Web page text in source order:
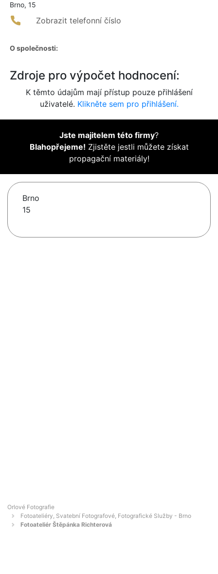
Brno, 15
Zobrazit telefonní číslo
O společnosti:
Zdroje pro výpočet hodnocení:
K těmto údajům mají přístup pouze přihlášení
uživatelé. Klikněte sem pro přihlášení.
Jste majitelem této firmy?
Blahopřejeme! Zjistěte jestli můžete získat
propagační materiály!
Brno
15
Orlové Fotografie
Fotoateliéry, Svatební Fotografové, Fotografické Služby - Brno
Fotoateliér Štěpánka Richterová